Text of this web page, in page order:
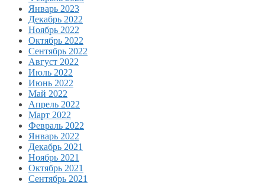
Январь 2023
Декабрь 2022
Ноябрь 2022
Октябрь 2022
Сентябрь 2022
Август 2022
Июль 2022
Июнь 2022
Май 2022
Апрель 2022
Март 2022
Февраль 2022
Январь 2022
Декабрь 2021
Ноябрь 2021
Октябрь 2021
Сентябрь 2021